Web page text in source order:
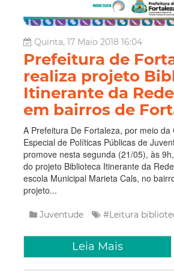
Quinta, 17 Maio 2018 16:04
Prefeitura de
realiza projeto
Itinerante da
em bairros de
A Prefeitura De Fortaleza, por meio da
Especial de Políticas Públicas de
promove nesta segunda (21/05), às
do projeto Biblioteca Itinerante da
escola Municipal Marieta Cals, no
projeto...
Juventude #Leitura
Leia Mais